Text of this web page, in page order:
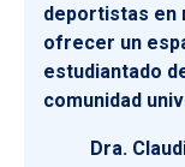
deportistas en
ofrecer un
estudiantado
comunidad
Dra.